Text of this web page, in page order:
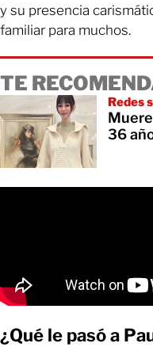
y su presencia
familiar para muchos.
TE
Redes
36
¿Qué le pasó a